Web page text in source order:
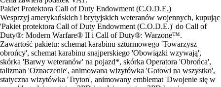
Pakiet Protektora Call of Duty Endowment (C.O.D.E.)
Wesprzyj amerykańskich i brytyjskich weteranów wojennych, kupując
'Pakiet protektora Call of Duty Endowment (C.O.D.E.)' do Call of
Duty®: Modern Warfare® II i Call of Duty®: Warzone™.
Zawartość pakietu: schemat karabinu szturmowego 'Towarzysz
obrońcy', schemat karabinu snajperskiego 'Obowiązki wzywają',
skórka 'Barwy weteranów' na pojazd*, skórka Operatora 'Obrońca',
talizman 'Oznaczenie', animowana wizytówka 'Gotowi na wszystko',
statyczna wizytówka 'Tryton', animowany emblemat 'Dwojenie się w